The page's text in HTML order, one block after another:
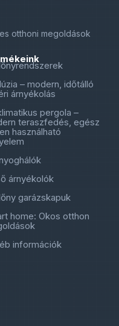
otthoni megoldások
– modern, időtálló
árnyékolás
pergola –
teraszfedés, egész
használható
árnyékolók
garázskapuk
home: Okos otthon
információk